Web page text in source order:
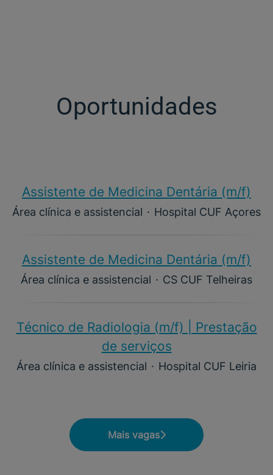
Oportunidades
Assistente de Medicina Dentária (m/f)​
Área clínica e assistencial · Hospital CUF Açores
Assistente de Medicina Dentária (m/f)​
Área clínica e assistencial · CS CUF Telheiras
Técnico de Radiologia (m/f) | Prestação
de serviços
Área clínica e assistencial · Hospital CUF Leiria
Mais vagas